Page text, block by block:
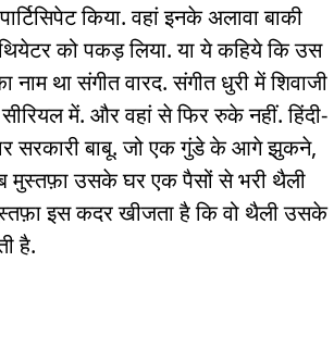
किया. वहां इनके अलावा बाकी
को पकड़ लिया. या ये कहिये कि उस
था संगीत वारद. संगीत धुरी में शिवाजी
में. और वहां से फिर रुके नहीं. हिंदी-
सरकारी बाबू. जो एक गुंडे के आगे झुकने,
मुस्तफ़ा उसके घर एक पैसों से भरी थैली
इस कदर खीजता है कि वो थैली उसके
है.